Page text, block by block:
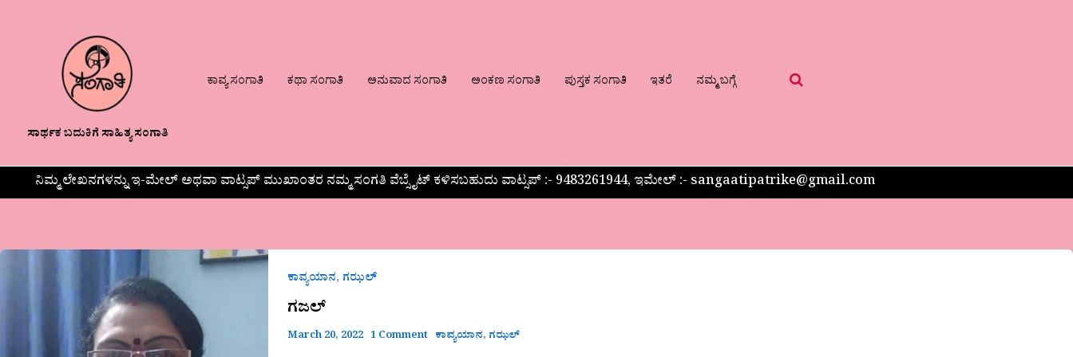
ಸಾರ್ಥಕ ಬದುಕಿಗೆ ಸಾಹಿತ್ಯ ಸಂಗಾತಿ
ಕಾವ್ಯ ಸಂಗಾತಿ ಕಥಾ ಸಂಗಾತಿ ಅನುವಾದ ಸಂಗಾತಿ ಅಂಕಣ ಸಂಗಾತಿ ಪುಸ್ತಕ ಸಂಗಾತಿ ಇತರೆ ನಮ್ಮ ಬಗ್ಗೆ
ನಿಮ್ಮ ಲೇಖನಗಳನ್ನು ಇ-ಮೇಲ್ ಅಥವಾ ವಾಟ್ಸಪ್ ಮುಖಾಂತರ ನಮ್ಮ ಸಂಗತಿ ವೆಬ್ಸೈಟ್ ಕಳಿಸಬಹುದು ವಾಟ್ಸಪ್‌ :- 9483261944, ಇಮೇಲ್ :- sangaatipatrike@gmail.com
ಕಾವ್ಯಯಾನ, ಗಝಲ್
ಗಜಲ್
March 20, 2022 1 Comment ಕಾವ್ಯಯಾನ, ಗಝಲ್